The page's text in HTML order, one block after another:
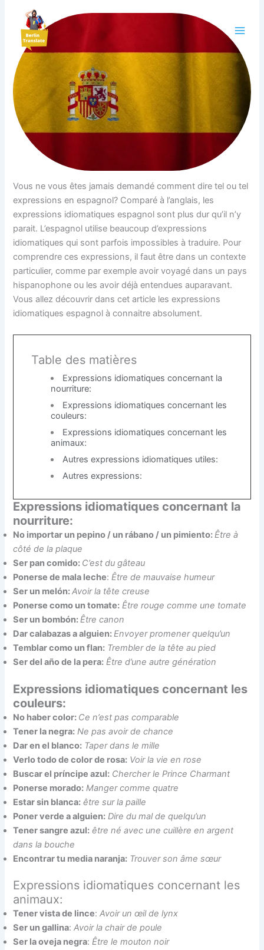
contenu
Vous ne vous êtes jamais demandé comment dire tel ou tel
expressions en espagnol? Comparé à l’anglais, les
expressions idiomatiques espagnol sont plus dur qu’il n’y
parait. L’espagnol utilise beaucoup d’expressions
idiomatiques qui sont parfois impossibles à traduire. Pour
comprendre ces expressions, il faut être dans un contexte
particulier, comme par exemple avoir voyagé dans un pays
hispanophone ou les avoir déjà entendues auparavant.
Vous allez découvrir dans cet article les expressions
idiomatiques espagnol à connaitre absolument.
Table des matières
Expressions idiomatiques concernant la
nourriture:
Expressions idiomatiques concernant les
couleurs:
Expressions idiomatiques concernant les
animaux:
Autres expressions idiomatiques utiles:
Autres expressions:
Expressions idiomatiques concernant la
nourriture:
No importar un pepino / un rábano / un pimiento:Être à
côté de la plaque
Ser pan comido: C’est du gâteau
Ponerse de mala leche:Être de mauvaise humeur
Ser un melón:Avoir la tête creuse
Ponerse como un tomate: Être rouge comme une tomate
Ser un bombón:Être canon
Dar calabazas a alguien:Envoyer promener quelqu’un
Temblar como un flan: Trembler de la tête au pied
Ser del año de la pera: Être d’une autre génération
Expressions idiomatiques concernant les
couleurs:
No haber color: Ce n’est pas comparable
Tener la negra: Ne pas avoir de chance
Dar en el blanco: Taper dans le mille
Verlo todo de color de rosa: Voir la vie en rose
Buscar el príncipe azul: Chercher le Prince Charmant
Ponerse morado: Manger comme quatre
Estar sin blanca: être sur la paille
Poner verde a alguien: Dire du mal de quelqu’un
Tener sangre azul: être né avec une cuillère en argent
dans la bouche
Encontrar tu media naranja: Trouver son âme sœur
Expressions idiomatiques concernant les
animaux:
Tener vista de lince:Avoir un œil de lynx
Ser un gallina:Avoir la chair de poule
Ser la oveja negra:Être le mouton noir